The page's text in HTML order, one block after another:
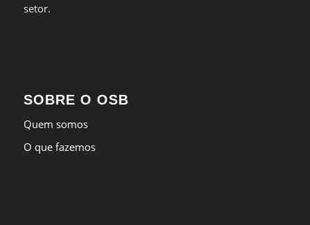
setor.
SOBRE O OSB
Quem somos
O que fazemos